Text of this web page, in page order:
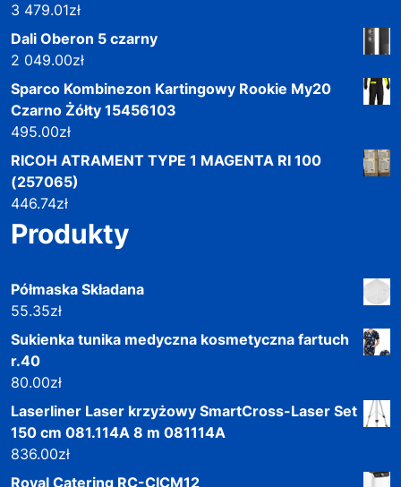
3 479.01zł
Dali Oberon 5 czarny
2 049.00zł
Sparco Kombinezon Kartingowy Rookie My20
Czarno Żółty 15456103
495.00zł
RICOH ATRAMENT TYPE 1 MAGENTA RI 100
(257065)
446.74zł
Produkty
Półmaska Składana
55.35zł
Sukienka tunika medyczna kosmetyczna fartuch
r.40
80.00zł
Laserliner Laser krzyżowy SmartCross-Laser Set
150 cm 081.114A 8 m 081114A
836.00zł
Royal Catering RC-CICM12